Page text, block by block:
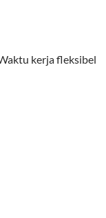
kerja fleksibel